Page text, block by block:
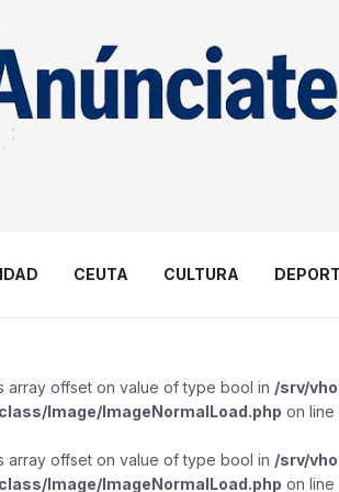
CEUTA CULTURA
array offset on value of type bool in /srv/
Image/ImageNormalLoad.php on line
array offset on value of type bool in /srv/
Image/ImageNormalLoad.php on line